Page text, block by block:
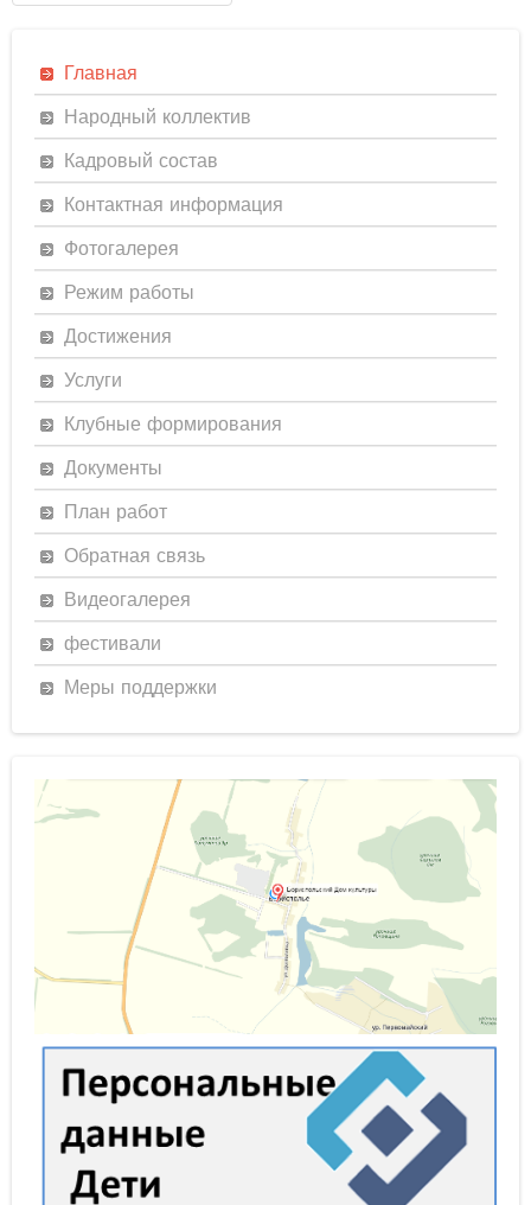
Главная
Народный коллектив
Кадровый состав
Контактная информация
Фотогалерея
Режим работы
Достижения
Услуги
Клубные формирования
Документы
План работ
Обратная связь
Видеогалерея
фестивали
Меры поддержки